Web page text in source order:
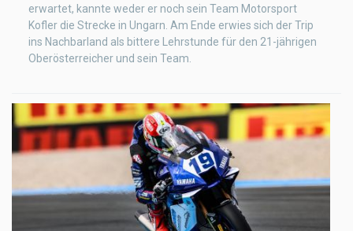
erwartet, kannte weder er noch sein Team Motorsport
Kofler die Strecke in Ungarn. Am Ende erwies sich der Trip
ins Nachbarland als bittere Lehrstunde für den 21-jährigen
Oberösterreicher und sein Team.